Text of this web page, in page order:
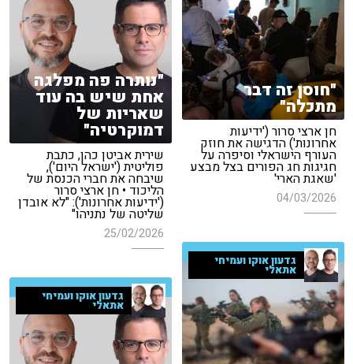
"חוסן זה דבר
מתכלה"
חן ארצי סרור ('ידיעות
אחרונות') הדגישה את חוזק
העורף הישראלי וסיפרה על
חגיגות חג הפורים בצל מבצע
'שאגת הארי'
04/03/2026
"נותרה פה מפלגה
אחת שיש בה עוד
שאריות של
דמוקרטיה"
שירית אביטן כהן, כתבת
פוליטית ('ישראל היום'),
שיבחה את חברי הכנסת של
הליכוד • חן ארצי סרור
('ידיעות אחרונות'): "לא אובדן
שליטה של נתניהו"
25/02/2026
גדעון אוקו ועמיחי
אתאלי
גדעון אוקו ועמיחי
אתאלי